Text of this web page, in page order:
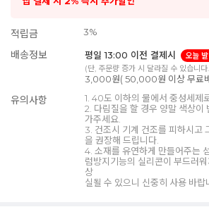
적립금 3%
배송정보 평일 13:00 이전 결제시
오늘
(단, 주문량 증가 시 달라질 수 있습니다
3,000원( 50,000원 이상 무료
유의사항
1. 40도 이하의 물에서 중성세제
2. 다림질을 할 경우 양말 색상이
가주세요.
3. 건조시 기계 건조를 피하시고
을 권장해 드립니다.
4. 소재를 유연하게 만들어주는
럼방지기능의 실리콘이 부드러워
상
실될 수 있으니 신중히 사용 바랍